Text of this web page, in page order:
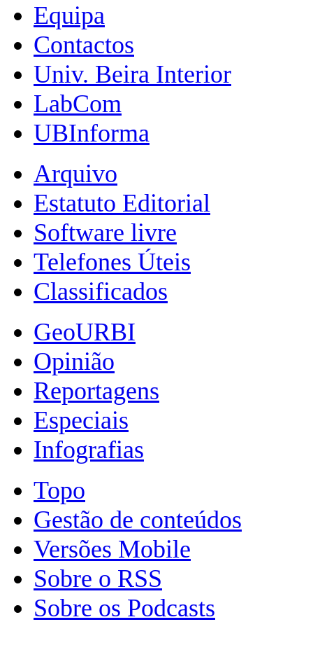
Equipa
Contactos
Univ. Beira Interior
LabCom
UBInforma
Arquivo
Estatuto Editorial
Software livre
Telefones Úteis
Classificados
GeoURBI
Opinião
Reportagens
Especiais
Infografias
Topo
Gestão de conteúdos
Versões Mobile
Sobre o RSS
Sobre os Podcasts